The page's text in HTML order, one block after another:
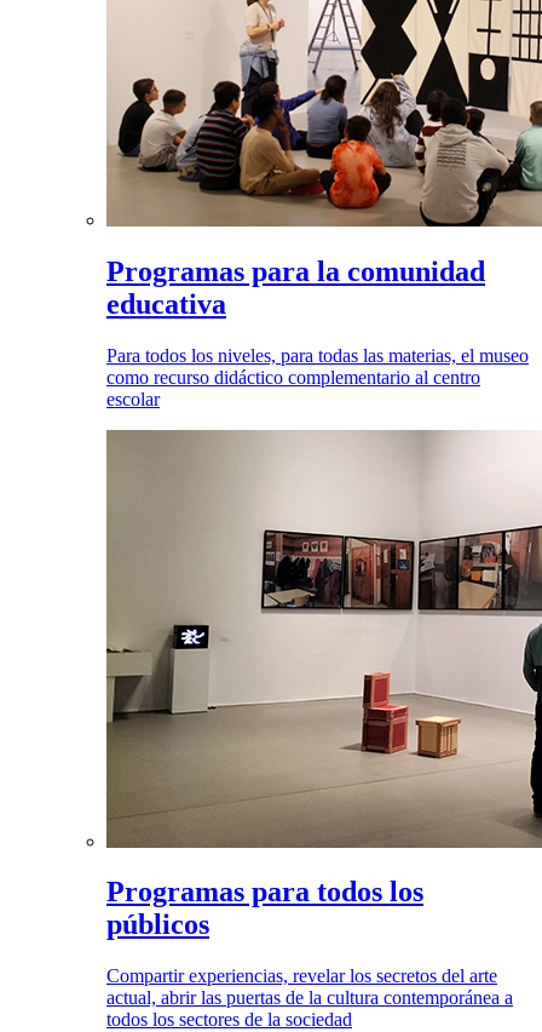
Programas para la comunidad
educativa
Para todos los niveles, para todas las materias, el museo
como recurso didáctico complementario al centro
escolar
Programas para todos los
públicos
Compartir experiencias, revelar los secretos del arte
actual, abrir las puertas de la cultura contemporánea a
todos los sectores de la sociedad